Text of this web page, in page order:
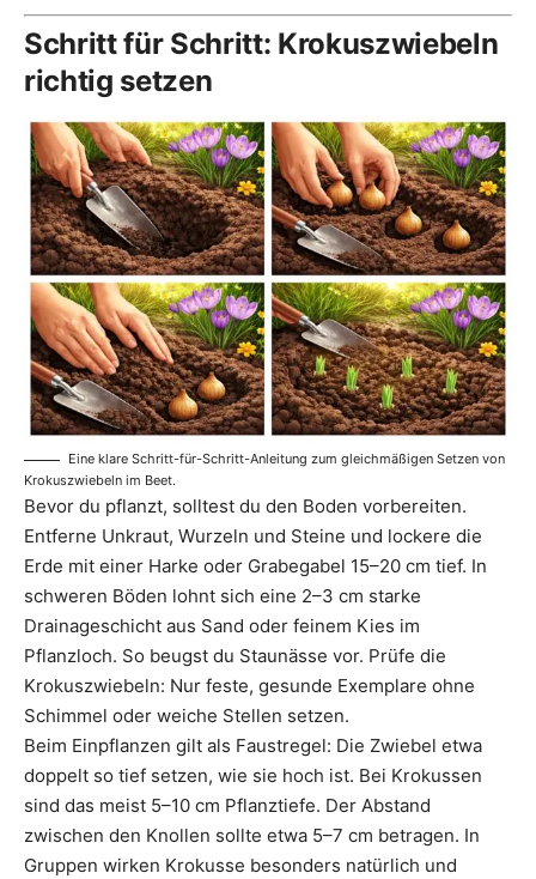
Schritt für Schritt: Krokuszwiebeln
richtig setzen
Eine klare Schritt-für-Schritt-Anleitung zum gleichmäßigen Setzen von
Krokuszwiebeln im Beet.
Bevor du pflanzt, solltest du den Boden vorbereiten.
Entferne Unkraut, Wurzeln und Steine und lockere die
Erde mit einer Harke oder Grabegabel 15–20 cm tief. In
schweren Böden lohnt sich eine 2–3 cm starke
Drainageschicht aus Sand oder feinem Kies im
Pflanzloch. So beugst du Staunässe vor. Prüfe die
Krokuszwiebeln: Nur feste, gesunde Exemplare ohne
Schimmel oder weiche Stellen setzen.
Beim Einpflanzen gilt als Faustregel: Die Zwiebel etwa
doppelt so tief setzen, wie sie hoch ist. Bei Krokussen
sind das meist 5–10 cm Pflanztiefe. Der Abstand
zwischen den Knollen sollte etwa 5–7 cm betragen. In
Gruppen wirken Krokusse besonders natürlich und